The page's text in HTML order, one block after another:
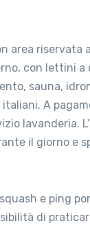
area riservata
con lettini a
sauna,
A
lavanderia.
il giorno e
e ping
di